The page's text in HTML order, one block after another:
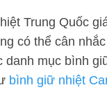
Trung Quốc
có thể cân
danh mục bình
bình giữ nhiệt